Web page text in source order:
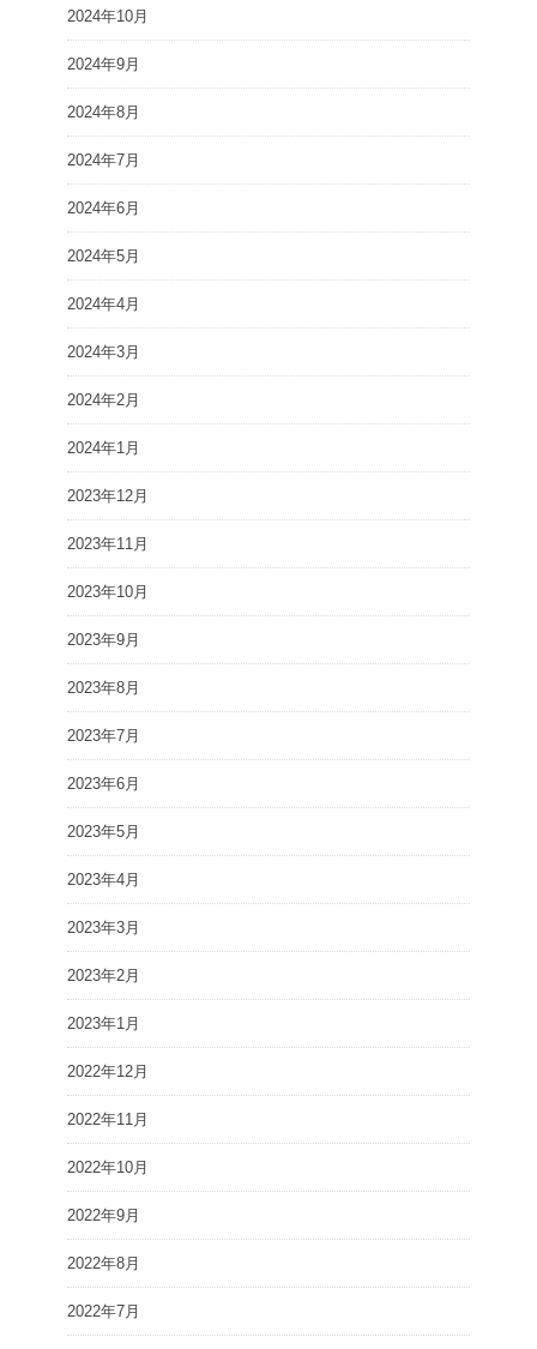
2024年10月
2024年9月
2024年8月
2024年7月
2024年6月
2024年5月
2024年4月
2024年3月
2024年2月
2024年1月
2023年12月
2023年11月
2023年10月
2023年9月
2023年8月
2023年7月
2023年6月
2023年5月
2023年4月
2023年3月
2023年2月
2023年1月
2022年12月
2022年11月
2022年10月
2022年9月
2022年8月
2022年7月